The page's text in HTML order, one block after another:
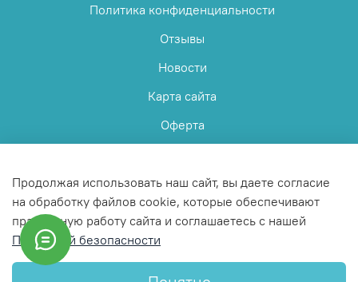
Политика конфиденциальности
Отзывы
Новости
Карта сайта
Оферта
© 2025 Любое использование контента без письменного
разрешения запрещено
Продолжая использовать наш сайт, вы даете согласие
на обработку файлов cookie, которые обеспечивают
правильную работу сайта и соглашаетесь с нашей
Политикой безопасности